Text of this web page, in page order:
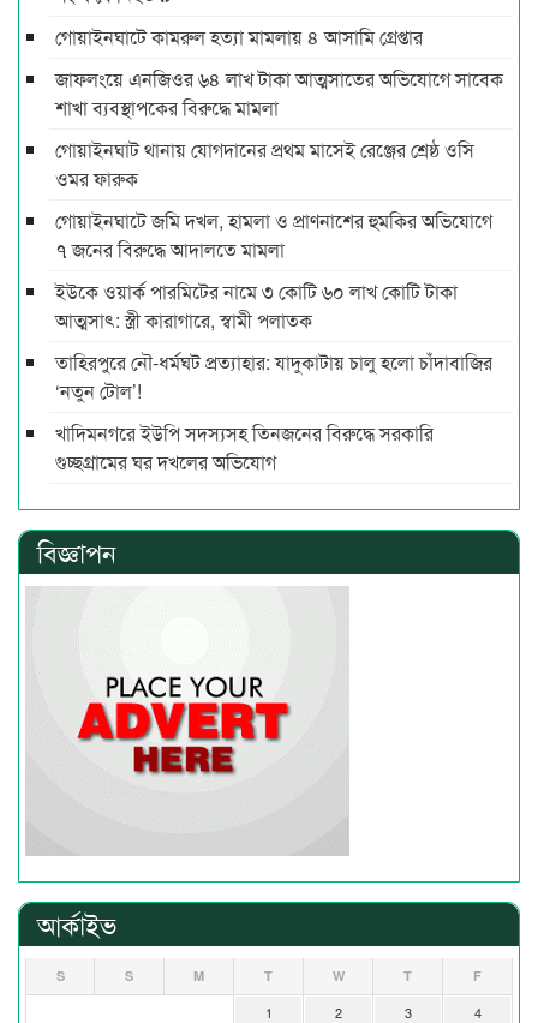
গোয়াইনঘাটে কামরুল হত্যা মামলায় ৪ আসামি গ্রেপ্তার
জাফলংয়ে এনজিওর ৬৪ লাখ টাকা আত্মসাতের অভিযোগে সাবেক
শাখা ব্যবস্থাপকের বিরুদ্ধে মামলা
গোয়াইনঘাট থানায় যোগদানের প্রথম মাসেই রেঞ্জের শ্রেষ্ঠ ওসি
ওমর ফারুক
গোয়াইনঘাটে জমি দখল, হামলা ও প্রাণনাশের হুমকির অভিযোগে
৭ জনের বিরুদ্ধে আদালতে মামলা
ইউকে ওয়ার্ক পারমিটের নামে ৩ কোটি ৬০ লাখ কোটি টাকা
আত্মসাৎ: স্ত্রী কারাগারে, স্বামী পলাতক
তাহিরপুরে নৌ-ধর্মঘট প্রত্যাহার: যাদুকাটায় চালু হলো চাঁদাবাজির
‘নতুন টোল’!
খাদিমনগরে ইউপি সদস্যসহ তিনজনের বিরুদ্ধে সরকারি
গুচ্ছগ্রামের ঘর দখলের অভিযোগ
বিজ্ঞাপন
আর্কাইভ
S S M T W T F
1 2 3
4